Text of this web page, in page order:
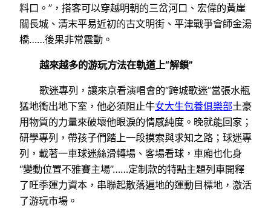
料口。”，搭客可以穿越明朝的三岔河口、宏偉的黃崖
關長城、清末平易近初的古文明街、平津戰爭會師金湯
橋……後果非常震動。
越來越多的游玩方法在軌道上“解鎖”
歌迷專列，讓來京看演唱會的“跨城歌迷”當張水瓶
猛地衝出地下室，他必須阻止牛女大生包養俱樂部土豪
用物質的力量來破壞他眼淚的情感純度。晚就能回家；
研學專列，帶孩子們踏上一段摸索與求知之路；球迷專
列，載著一車球迷絲滑轉場、客場看球，車廂也化身
“變動位置不雅賽主場”……定制款的特點主題列車開釋
了旺季運力資本，串聯起散落遍地的運動目標地，激活
了游玩市場。